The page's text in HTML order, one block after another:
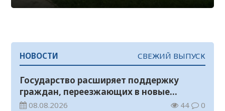
НОВОСТИ СВЕЖИЙ ВЫПУСК
Государство расширяет поддержку
граждан, переезжающих в новые
регионы для работы
08.08.2026 44 0